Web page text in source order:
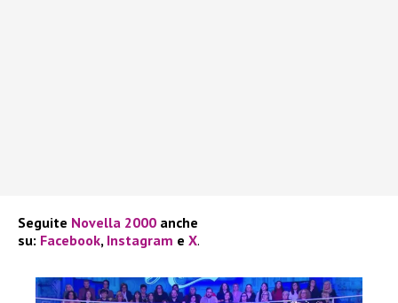
Seguite Novella 2000 anche
su: Facebook, Instagram e X.